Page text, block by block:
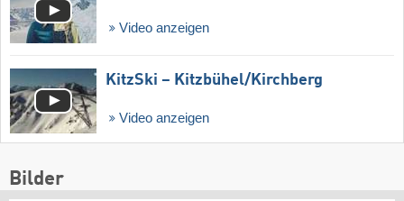
Video anzeigen
KitzSki – Kitzbühel/​Kirchberg
Video anzeigen
Bilder